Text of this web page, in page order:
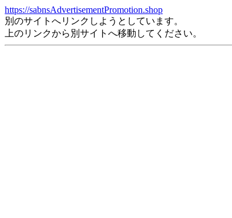
https://sabnsAdvertisementPromotion.shop
別のサイトへリンクしようとしています。
上のリンクから別サイトへ移動してください。